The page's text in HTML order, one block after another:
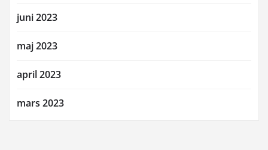
juni 2023
maj 2023
april 2023
mars 2023